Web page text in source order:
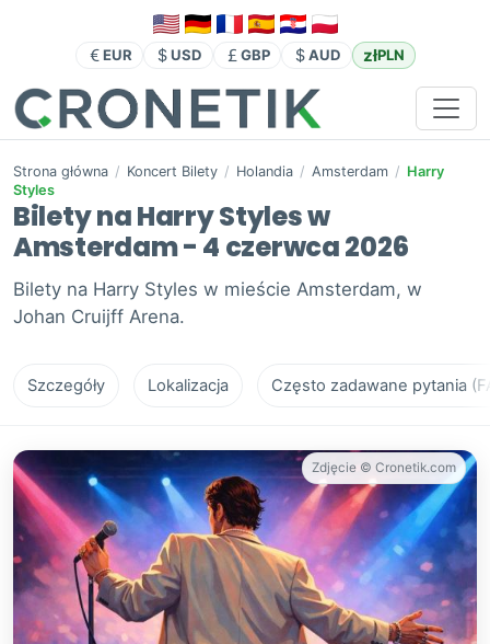
EUR USD GBP AUD złPLN
Strona główna / Koncert Bilety / Holandia / Amsterdam / Harry
Styles
Bilety na Harry Styles w
Amsterdam - 4 czerwca 2026
Bilety na Harry Styles w mieście Amsterdam, w
Johan Cruijff Arena.
Szczegóły Lokalizacja Często zadawane pytania
Zdjęcie © Cronetik.com